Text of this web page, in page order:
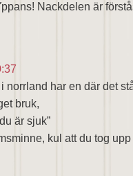
Nackdelen är
norrland har en där det
bruk,
är sjuk”
kul att du tog